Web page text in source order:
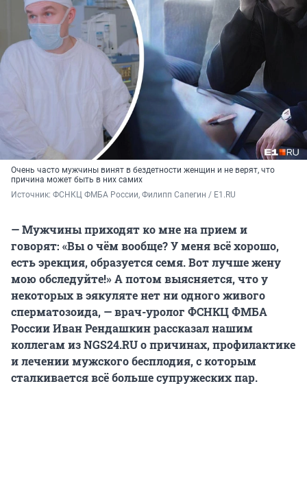
Очень часто мужчины винят в бездетности женщин и не верят, что
причина может быть в них самих
Источник: ФСНКЦ ФМБА России, Филипп Сапегин / E1.RU
— Мужчины приходят ко мне на прием и
говорят: «Вы о чём вообще? У меня всё хорошо,
есть эрекция, образуется семя. Вот лучше жену
мою обследуйте!» А потом выясняется, что у
некоторых в эякуляте нет ни одного живого
сперматозоида, — врач-уролог ФСНКЦ ФМБА
России Иван Рендашкин рассказал нашим
коллегам из NGS24.RUо причинах, профилактике
и лечении мужского бесплодия, с которым
сталкивается всё больше супружеских пар.